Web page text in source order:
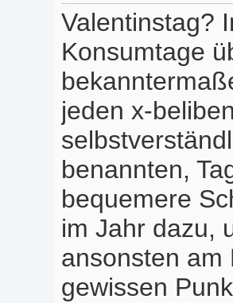
Valentinstag?
Konsumtage
jeden x-
benannten,
bequemere
im Jahr dazu,
ansonsten am
gewissen